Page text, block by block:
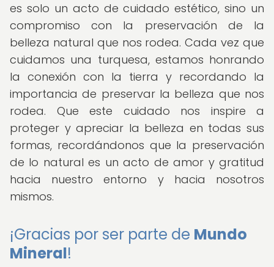
es solo un acto de cuidado estético, sino un
compromiso con la preservación de la
belleza natural que nos rodea. Cada vez que
cuidamos una turquesa, estamos honrando
la conexión con la tierra y recordando la
importancia de preservar la belleza que nos
rodea. Que este cuidado nos inspire a
proteger y apreciar la belleza en todas sus
formas, recordándonos que la preservación
de lo natural es un acto de amor y gratitud
hacia nuestro entorno y hacia nosotros
mismos.
¡Gracias por ser parte de Mundo
Mineral!